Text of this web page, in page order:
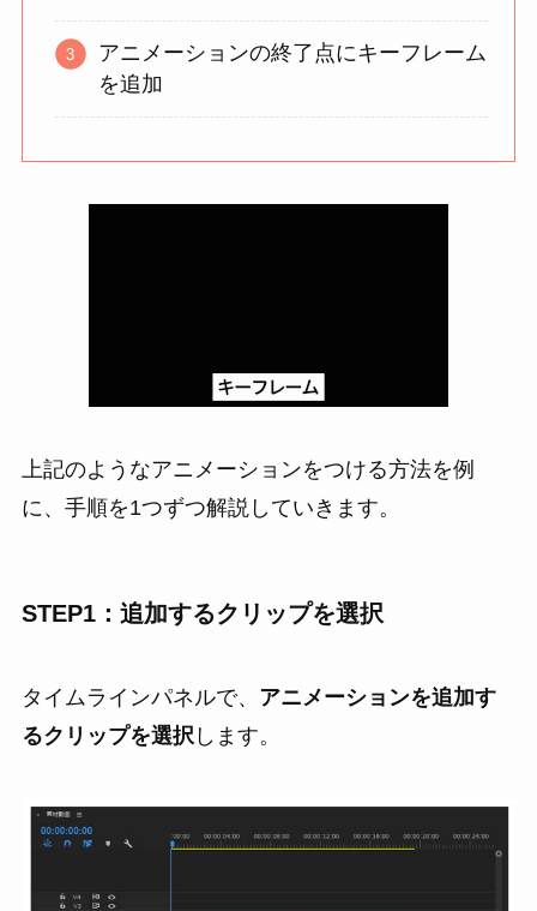
アニメーションの終了点にキーフレーム
を追加
上記のようなアニメーションをつける方法を例
に、手順を1つずつ解説していきます。
STEP1：追加するクリップを選択
タイムラインパネルで、 アニメーションを追加す
るクリップを選択 します。